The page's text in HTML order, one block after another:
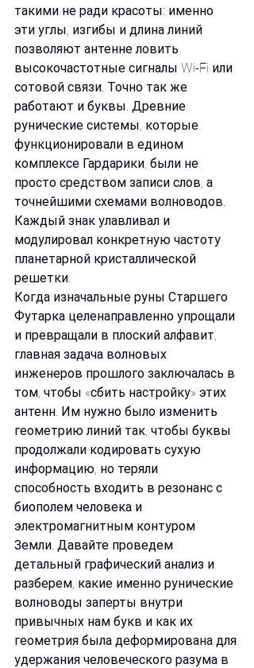
такими не ради красоты: именно
эти углы, изгибы и длина линий
позволяют антенне ловить
высокочастотные сигналы Wi-Fi или
сотовой связи. Точно так же
работают и буквы. Древние
рунические системы, которые
функционировали в едином
комплексе Гардарики, были не
просто средством записи слов, а
точнейшими схемами волноводов.
Каждый знак улавливал и
модулировал конкретную частоту
планетарной кристаллической
решетки.
Когда изначальные руны Старшего
Футарка целенаправленно упрощали
и превращали в плоский алфавит,
главная задача волновых
инженеров прошлого заключалась в
том, чтобы «сбить настройку» этих
антенн. Им нужно было изменить
геометрию линий так, чтобы буквы
продолжали кодировать сухую
информацию, но теряли
способность входить в резонанс с
биополем человека и
электромагнитным контуром
Земли. Давайте проведем
детальный графический анализ и
разберем, какие именно рунические
волноводы заперты внутри
привычных нам букв и как их
геометрия была деформирована для
удержания человеческого разума в